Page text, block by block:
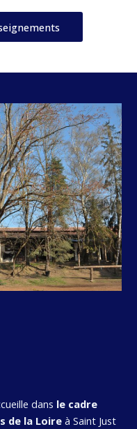
dans le cadre
de la Loireà Saint Just